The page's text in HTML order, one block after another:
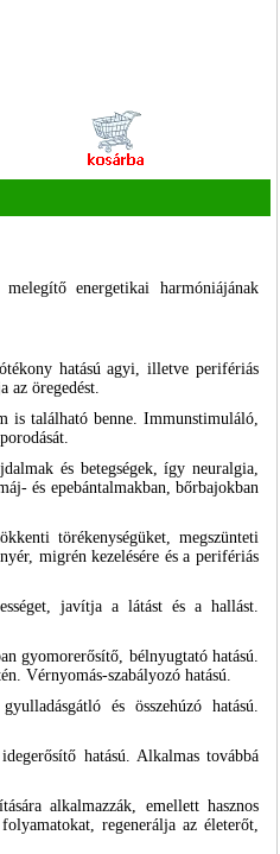
energetikai harmóniájának
hatású agyi, illetve perifériás
az öregedést.
is található benne. Immunstimuláló,
és betegségek, így neuralgia,
és epebántalmakban, bőrbajokban
törékenységüket, megszünteti
migrén kezelésére és a perifériás
javítja a látást és a hallást.
gyomorerősítő, bélnyugtató hatású.
Vérnyomás-szabályozó hatású.
és összehúzó hatású.
hatású. Alkalmas továbbá
alkalmazzák, emellett hasznos
regenerálja az életerőt,